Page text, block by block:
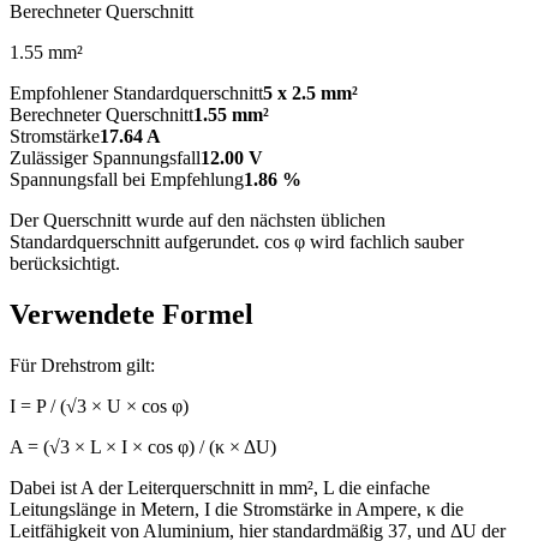
Berechneter Querschnitt
1.55 mm²
Empfohlener Standardquerschnitt5 x 2.5 mm²
Berechneter Querschnitt1.55 mm²
Stromstärke17.64 A
Zulässiger Spannungsfall12.00 V
Spannungsfall bei Empfehlung1.86 %
Der Querschnitt wurde auf den nächsten üblichen
Standardquerschnitt aufgerundet. cos φ wird fachlich sauber
berücksichtigt.
Verwendete Formel
Für Drehstrom gilt:
I = P / (√3 × U × cos φ)
A = (√3 × L × I × cos φ) / (κ × ΔU)
Dabei ist A der Leiterquerschnitt in mm², L die einfache
Leitungslänge in Metern, I die Stromstärke in Ampere, κ die
Leitfähigkeit von Aluminium, hier standardmäßig 37, und ΔU der